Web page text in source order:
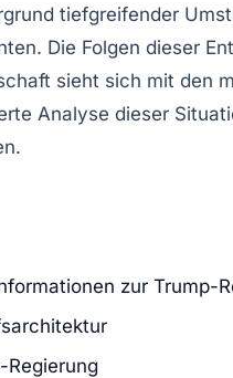
tiefgreifender
Die Folgen dieser
sieht sich mit den
Analyse dieser
zur Trump-
Regierung